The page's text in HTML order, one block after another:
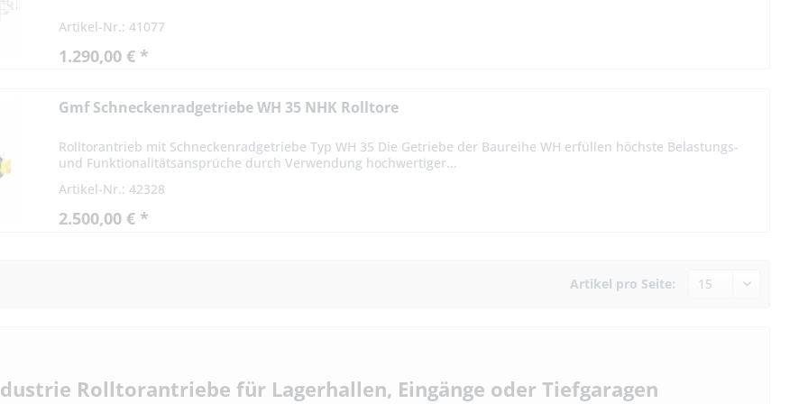
Artikel-Nr.: 41077
1.290,00 € *
Gmf Schneckenradgetriebe WH 35 NHK Rolltore
Rolltorantrieb mit Schneckenradgetriebe Typ WH 35 Die Getriebe der Baureihe WH erfüllen höchste Belastungs-
und Funktionalitätsansprüche durch Verwendung hochwertiger...
Artikel-Nr.: 42328
2.500,00 € *
Artikel pro Seite:
Rolltorantriebe für Lagerhallen, Eingänge oder Tiefgaragen